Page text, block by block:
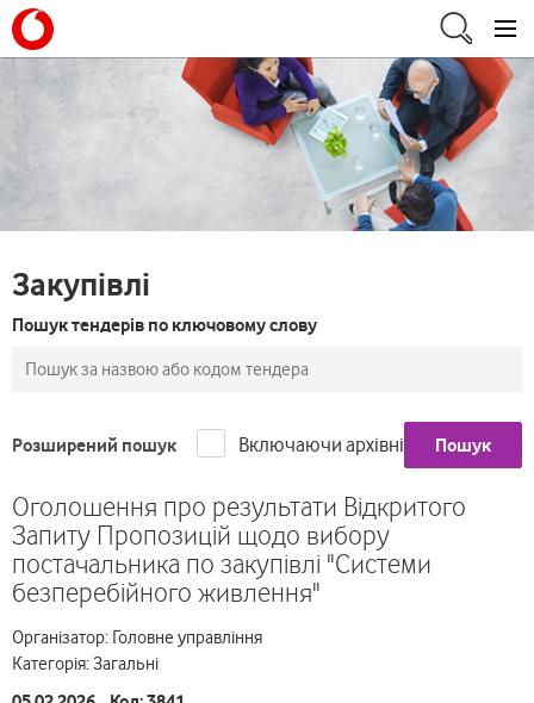
Закупівлі
Пошук тендерів по ключовому слову
Включаючи архівні Пошук
Розширений пошук
Оголошення про результати Відкритого
Запиту Пропозицій щодо вибору
постачальника по закупівлі "Системи
безперебійного живлення"
Організатор: Головне управління
Категорія: Загальні